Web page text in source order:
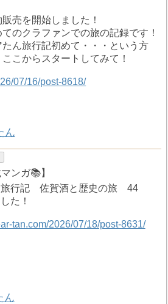
売を開始しました！
てのクラファンでの旅の記録です！
たん旅行記初めて・・・という方
ここからスタートしてみて！
07/16/post-8618/
ん
ンガ📚️】
旅行記 佐賀酒と歴史の旅 44
た！
tan.com/2026/07/18/post-8631/
ん